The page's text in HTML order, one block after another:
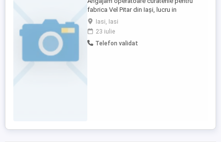
fabrica Vel Pitar din Iași, lucru in
echipa,program 6- 14 13:30-21:30: ,full
time, salariu lunar tichete de masa. Relații
la tel.
Iasi, Iasi
23 iulie
Telefon validat